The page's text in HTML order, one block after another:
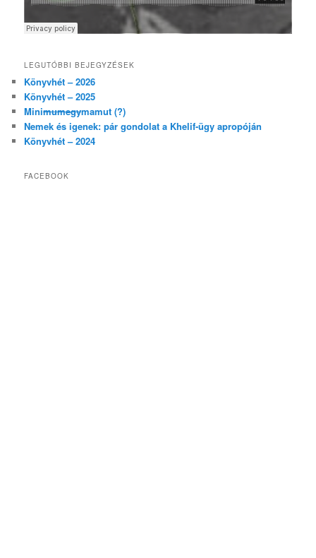
LEGUTÓBBI BEJEGYZÉSEK
Könyvhét – 2026
Könyvhét – 2025
Minimumegymamut (?)
Nemek és igenek: pár gondolat a Khelif-ügy apropóján
Könyvhét – 2024
FACEBOOK